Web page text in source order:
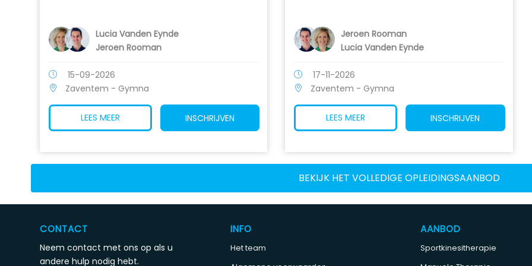
Lucia Vanden Eynde
Jeroen Rooman
15-09-2026
Zaventem - Gymna
LEES MEER INSCHRIJVEN
Jeroen Rooman
Lucia Vanden Eynde
17-11-2026
Zaventem - Gymna
LEES MEER INSCHRIJVEN
BEKIJK HET VOLLEDIGE OPLEIDINGSAANBOD
CONTACT
Neem contact met ons op als u
andere hulp nodig hebt.
INFO
Het team
AANBOD
Sportkinesitherapie